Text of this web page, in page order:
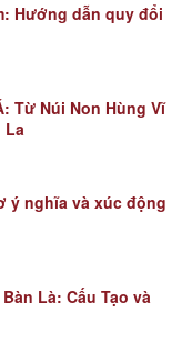
Hướng dẫn quy đổi
Từ Núi Non Hùng Vĩ
La
ý nghĩa và xúc động
Là: Cấu Tạo và